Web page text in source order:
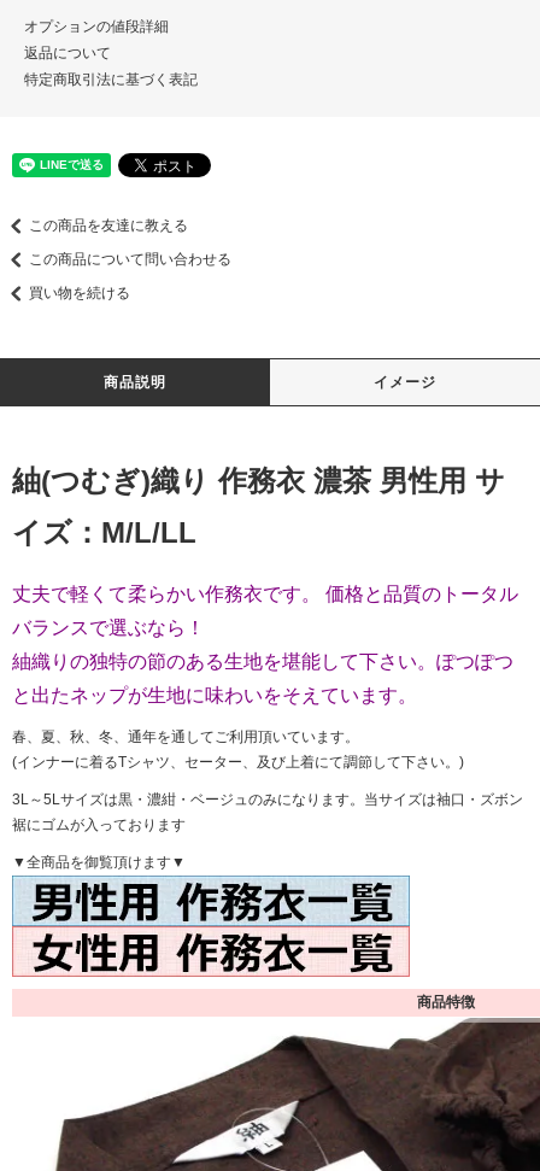
オプションの値段詳細
返品について
特定商取引法に基づく表記
この商品を友達に教える
この商品について問い合わせる
買い物を続ける
商品説明 イメージ
紬(つむぎ)織り 作務衣 濃茶 男性用 サ
イズ：M/L/LL
丈夫で軽くて柔らかい作務衣です。 価格と品質のトータル
バランスで選ぶなら！
紬織りの独特の節のある生地を堪能して下さい。ぽつぽつ
と出たネップが生地に味わいをそえています。
春、夏、秋、冬、通年を通してご利用頂いています。
(インナーに着るTシャツ、セーター、及び上着にて調節して下さい。)
3L～5Lサイズは黒・濃紺・ベージュのみになります。当サイズは袖口・ズボン
裾にゴムが入っております
▼全商品を御覧頂けます▼
商品特徴